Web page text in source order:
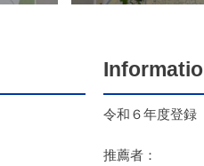
令和６年度登録
推薦者：